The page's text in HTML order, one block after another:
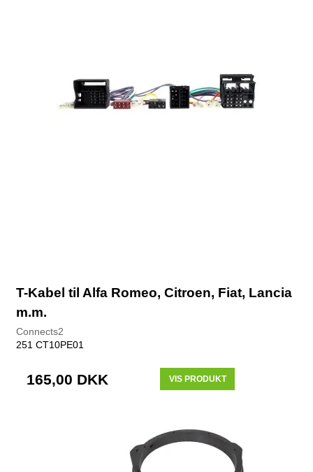
T-Kabel til Alfa Romeo, Citroen, Fiat, Lancia
m.m.
Connects2
251 CT10PE01
165,00 DKK VIS PRODUKT